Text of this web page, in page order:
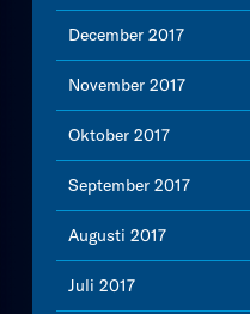
December 2017
November 2017
Oktober 2017
September 2017
Augusti 2017
Juli 2017